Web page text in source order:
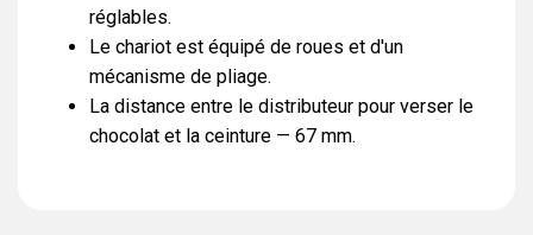
réglables.
Le chariot est équipé de roues et d'un
mécanisme de pliage.
La distance entre le distributeur pour verser le
chocolat et la ceinture — 67 mm.